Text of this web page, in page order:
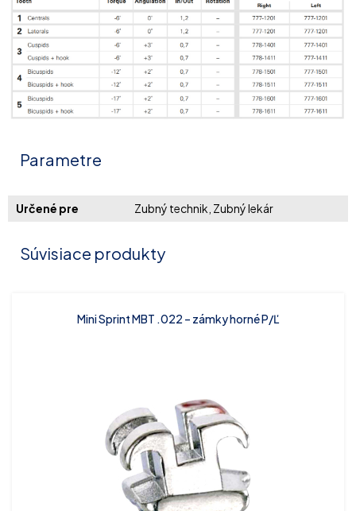
Parametre
Určené pre Zubný technik, Zubný lekár
Súvisiace produkty
Mini Sprint MBT .022 – zámky horné P/Ľ